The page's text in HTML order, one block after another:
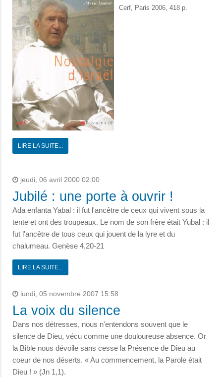
Cerf, Paris 2006, 418 p.
LIRE LA SUITE...
jeudi, 06 avril 2000 02:00
Jubilé : une porte à ouvrir !
Ada enfanta Yabal : il fut l'ancêtre de ceux qui vivent sous la
tente et ont des troupeaux. Le nom de son frère était Yubal : il
fut l'ancêtre de tous ceux qui jouent de la lyre et du
chalumeau. Genèse 4,20-21
LIRE LA SUITE...
lundi, 05 novembre 2007 15:58
La voix du silence
Dans nos détresses, nous n'entendons souvent que le
silence de Dieu, vécu comme une douloureuse absence. Or
la Bible nous dévoile sans cesse la Présence de Dieu au
coeur de nos déserts. « Au commencement, la Parole était
Dieu ! » (Jn 1,1).